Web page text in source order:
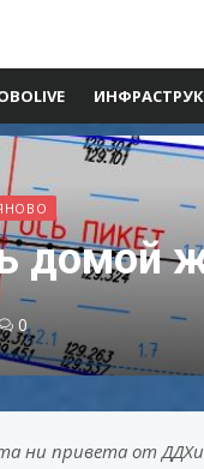
домой
0
ни привета от